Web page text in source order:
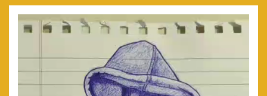
Reproductor
de